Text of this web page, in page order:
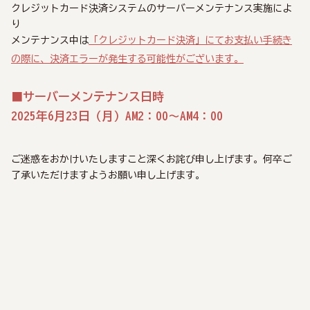
クレジットカード決済システムのサーバーメンテナンス実施によ
り
メンテナンス中は 「クレジットカード決済」にてお支払い手続き
の際に、決済エラーが発生する可能性がございます。
■サーバーメンテナンス日時
2025年6月23日（月）AM2：00～AM4：00
ご迷惑をおかけいたしますこと深くお詫び申し上げます。何卒ご
了承いただけますようお願い申し上げます。